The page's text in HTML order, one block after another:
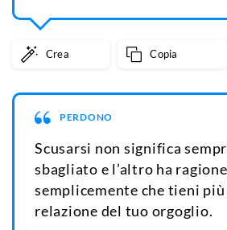
Crea Copia
PERDONO
Scusarsi non significa
sbagliato e l’altro ha
semplicemente che tieni più
relazione del tuo orgoglio.